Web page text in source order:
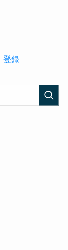
登録